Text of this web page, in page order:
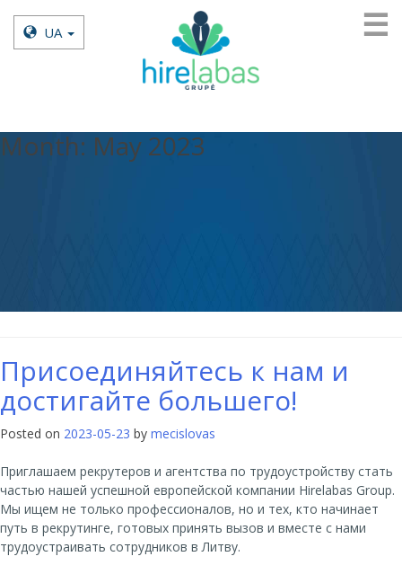
UA ☰
Month: May 2023
Присоединяйтесь к нам и
достигайте большего!
Posted on 2023-05-23 by mecislovas
Приглашаем рекрутеров и агентства по трудоустройству стать
частью нашей успешной европейской компании Hirelabas Group.
Мы ищем не только профессионалов, но и тех, кто начинает
путь в рекрутинге, готовых принять вызов и вместе с нами
трудоустраивать сотрудников в Литву.